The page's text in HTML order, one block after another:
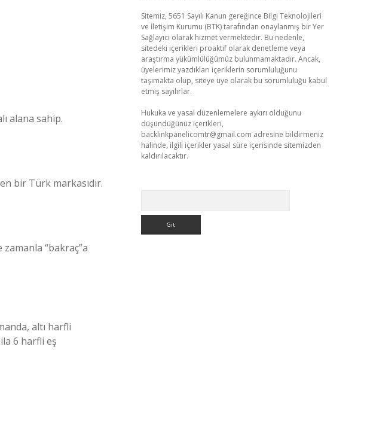
alana sahip.
bir Türk markasıdır.
“bakraç”a
altı harfli
6 harfli eş
Sitemiz, 5651 Sayılı Kanun gereğince Bilgi Teknolojileri
ve İletişim Kurumu (BTK) tarafından onaylanmış bir Yer
Sağlayıcı olarak hizmet vermektedir. Bu nedenle,
sitedeki içerikleri proaktif olarak denetleme veya
araştırma yükümlülüğümüz bulunmamaktadır. Ancak,
üyelerimiz yazdıkları içeriklerin sorumluluğunu
taşımakta olup, siteye üye olarak bu sorumluluğu kabul
etmiş sayılırlar.
Hukuka ve yasal düzenlemelere aykırı olduğunu
düşündüğünüz içerikleri,
backlinkpanelicomtr@gmail.com adresine bildirmeniz
halinde, ilgili içerikler yasal süre içerisinde sitemizden
kaldırılacaktır.